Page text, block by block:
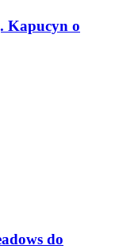
Kapucyn o
do